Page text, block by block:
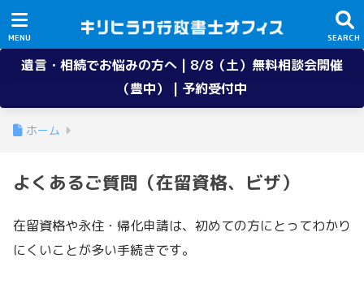
遺言・相続でお悩みの方へ | 8/8（土）無料相談会開催
（豊中） | 予約受付中
ホーム
よくあるご質問（在留資格、ビザ）
在留資格や永住・帰化申請は、初めての方にとってわかり
にくいことが多い手続きです。